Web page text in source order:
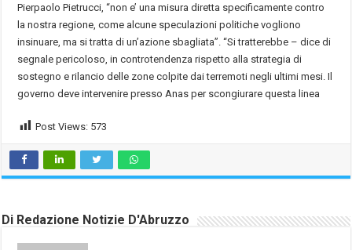
Pierpaolo Pietrucci, “non e’ una misura diretta specificamente contro
la nostra regione, come alcune speculazioni politiche vogliono
insinuare, ma si tratta di un’azione sbagliata”. “Si tratterebbe – dice di
segnale pericoloso, in controtendenza rispetto alla strategia di
sostegno e rilancio delle zone colpite dai terremoti negli ultimi mesi. Il
governo deve intervenire presso Anas per scongiurare questa linea
Post Views: 573
Di Redazione Notizie D'Abruzzo